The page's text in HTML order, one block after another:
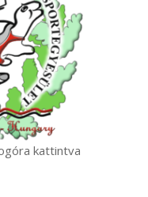
kattintva